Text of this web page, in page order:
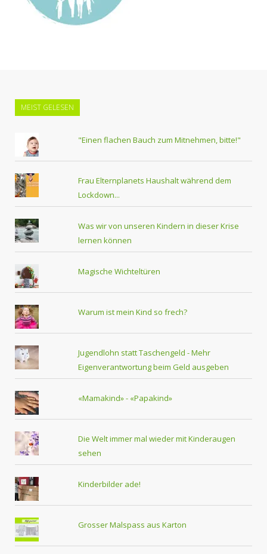
MEIST GELESEN
"Einen flachen Bauch zum Mitnehmen, bitte!"
Frau Elternplanets Haushalt während dem
Lockdown...
Was wir von unseren Kindern in dieser Krise
lernen können
Magische Wichteltüren
Warum ist mein Kind so frech?
Jugendlohn statt Taschengeld - Mehr
Eigenverantwortung beim Geld ausgeben
«Mamakind» - «Papakind»
Die Welt immer mal wieder mit Kinderaugen
sehen
Kinderbilder ade!
Grosser Malspass aus Karton